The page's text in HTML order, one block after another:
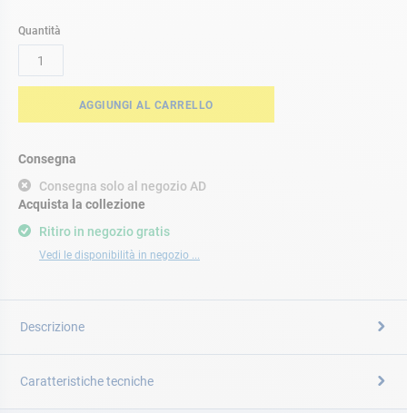
Quantità
AGGIUNGI AL CARRELLO
Consegna
Consegna solo al negozio AD
Ritiro in negozio gratis
Vedi le disponibilità in negozio ...
Acquista la collezione
Descrizione
Caratteristiche tecniche